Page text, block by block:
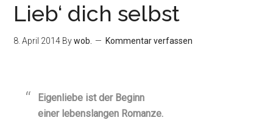
Lieb‘ dich selbst
8. April 2014 Bywob. Kommentar verfassen
Eigenliebe ist der Beginn
einer lebenslangen Romanze.